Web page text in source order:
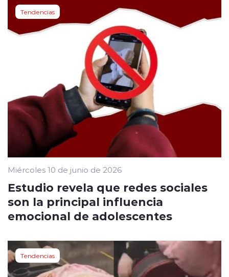
Tendencias
Miércoles 10 de junio de 2026
Estudio revela que redes sociales
son la principal influencia
emocional de adolescentes
Tendencias